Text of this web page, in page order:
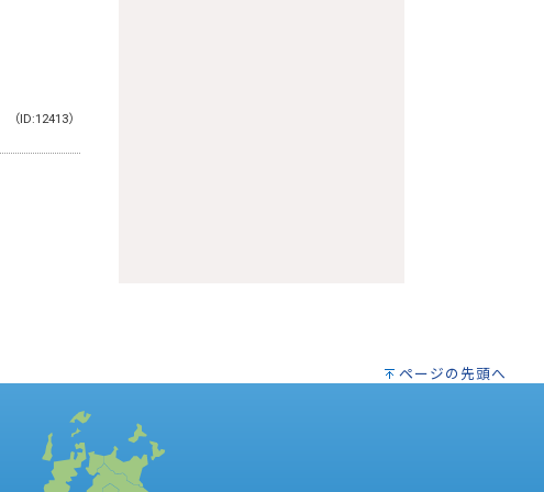
（ID:12413）
ページの先頭へ